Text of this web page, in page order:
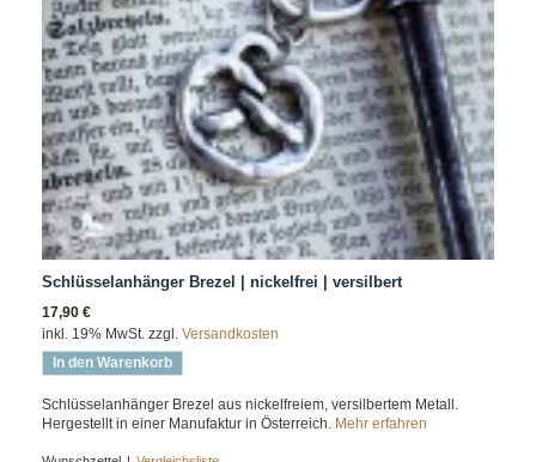
Schlüsselanhänger Brezel | nickelfrei | versilbert
17,90 €
inkl. 19% MwSt. zzgl. Versandkosten
In den Warenkorb
Schlüsselanhänger Brezel aus nickelfreiem, versilbertem Metall.
Hergestellt in einer Manufaktur in Österreich. Mehr erfahren